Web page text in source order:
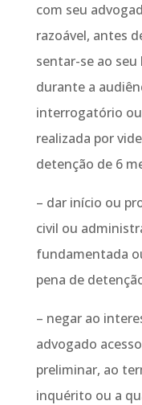
com seu
razoável, antes
sentar-se ao
durante a
interrogatório
realizada por
detenção de 6
– dar início ou
civil ou
fundamentada
pena de
– negar ao
advogado
preliminar, ao
inquérito ou a